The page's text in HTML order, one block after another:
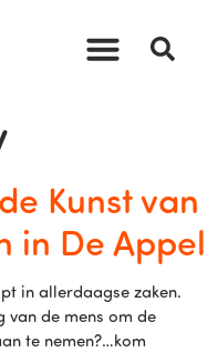
Kunst van
in De Appel
in allerdaagse zaken.
van de mens om de
te nemen?…kom